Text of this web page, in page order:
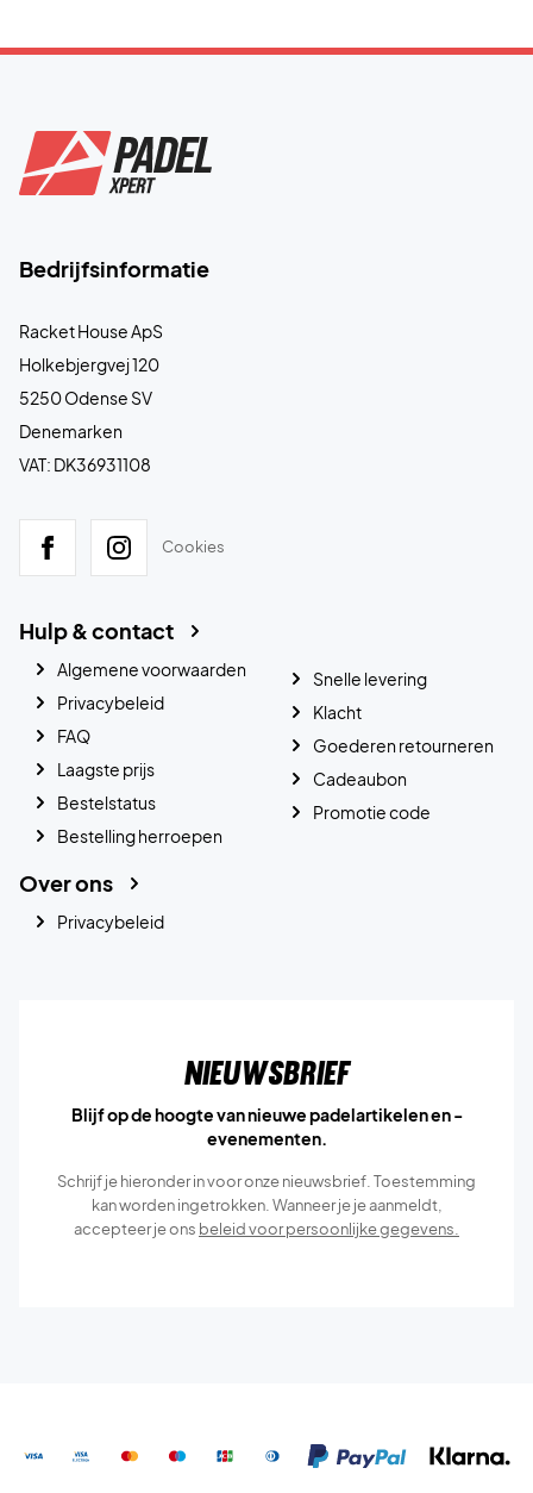
Bedrijfsinformatie
Racket House ApS
Holkebjergvej 120
5250 Odense SV
Denemarken
VAT: DK36931108
Cookies
Hulp & contact
Algemene voorwaarden
Privacybeleid
FAQ
Laagste prijs
Bestelstatus
Bestelling herroepen
Snelle levering
Klacht
Goederen retourneren
Cadeaubon
Promotie code
Over ons
Privacybeleid
Nieuwsbrief
Blijf op de hoogte van nieuwe padelartikelen en -
evenementen.
Schrijf je hieronder in voor onze nieuwsbrief. Toestemming
kan worden ingetrokken. Wanneer je je aanmeldt,
accepteer je ons beleid voor persoonlijke gegevens.